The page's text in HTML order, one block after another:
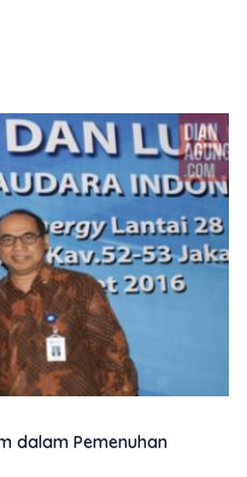
dalam Pemenuhan